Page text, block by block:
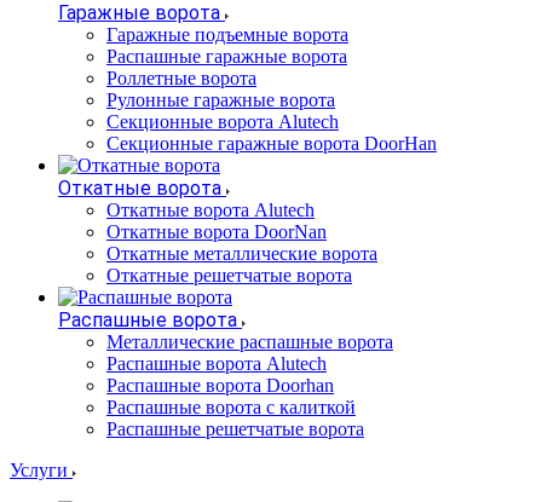
Гаражные ворота
Гаражные подъемные ворота
Распашные гаражные ворота
Роллетные ворота
Рулонные гаражные ворота
Секционные ворота Alutech
Секционные гаражные ворота DoorHan
Откатные ворота
Откатные ворота Alutech
Откатные ворота DoorNan
Откатные металлические ворота
Откатные решетчатые ворота
Распашные ворота
Металлические распашные ворота
Распашные ворота Alutech
Распашные ворота Doorhan
Распашные ворота с калиткой
Распашные решетчатые ворота
Услуги